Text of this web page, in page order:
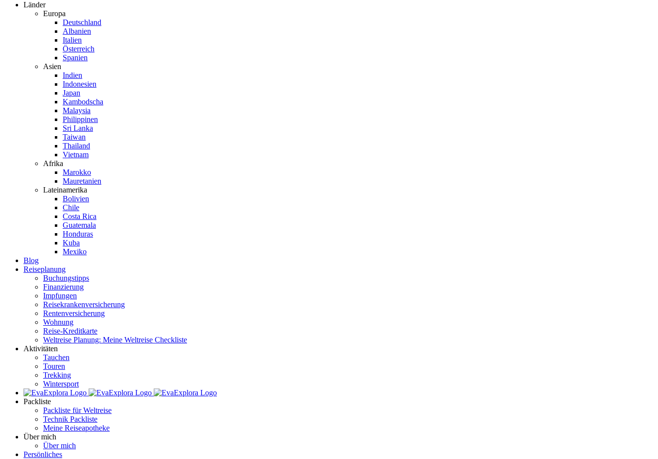
Länder
Europa
Deutschland
Albanien
Italien
Österreich
Spanien
Asien
Indien
Indonesien
Japan
Kambodscha
Malaysia
Philippinen
Sri Lanka
Taiwan
Thailand
Vietnam
Afrika
Marokko
Mauretanien
Lateinamerika
Bolivien
Chile
Costa Rica
Guatemala
Honduras
Kuba
Mexiko
Blog
Reiseplanung
Buchungstipps
Finanzierung
Impfungen
Reisekrankenversicherung
Rentenversicherung
Wohnung
Reise-Kreditkarte
Weltreise Planung: Meine Weltreise Checkliste
Aktivitäten
Tauchen
Touren
Trekking
Wintersport
Packliste
Packliste für Weltreise
Technik Packliste
Meine Reiseapotheke
Über mich
Über mich
Persönliches